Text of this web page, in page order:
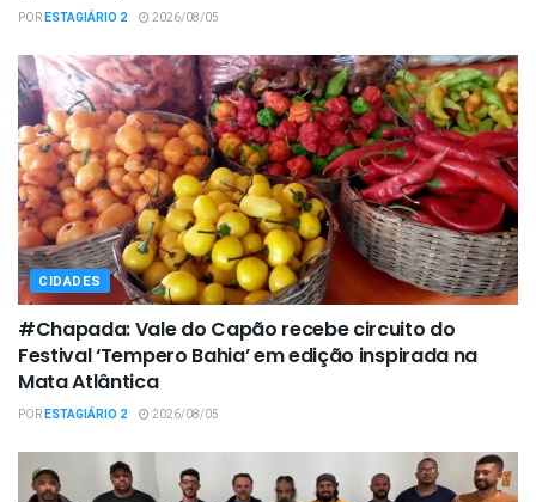
PORESTAGIÁRIO 2 2026/08/05
CIDADES
#Chapada: Vale do Capão recebe circuito do
Festival ‘Tempero Bahia’ em edição inspirada na
Mata Atlântica
PORESTAGIÁRIO 2 2026/08/05